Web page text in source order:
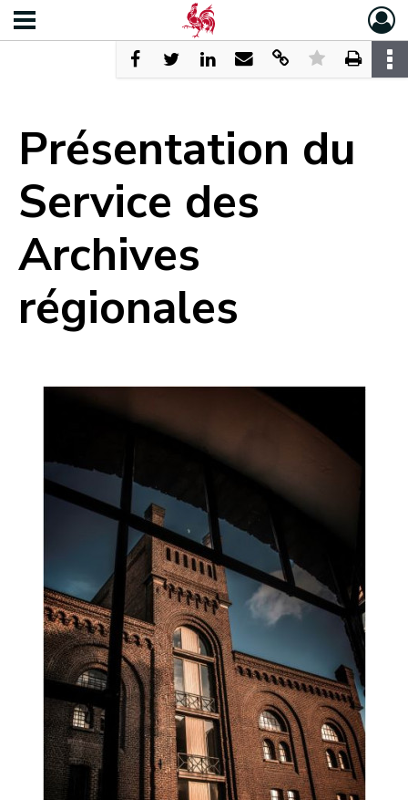
Présentation du
Service des
Archives
régionales